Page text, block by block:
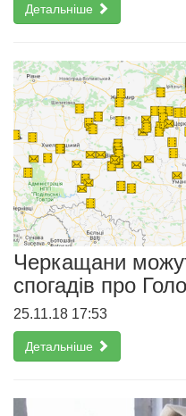
Детальніше
Черкащани
спогадів про
25.11.18 17:53
Детальніше